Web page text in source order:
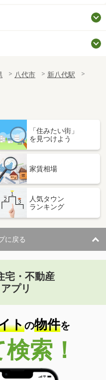
八代市
新八代駅
「住みたい街」
を見つけよう
家賃相場
人気タウン
ランキング
に戻る
宅・不動産
アプリ
トの物件を
索！